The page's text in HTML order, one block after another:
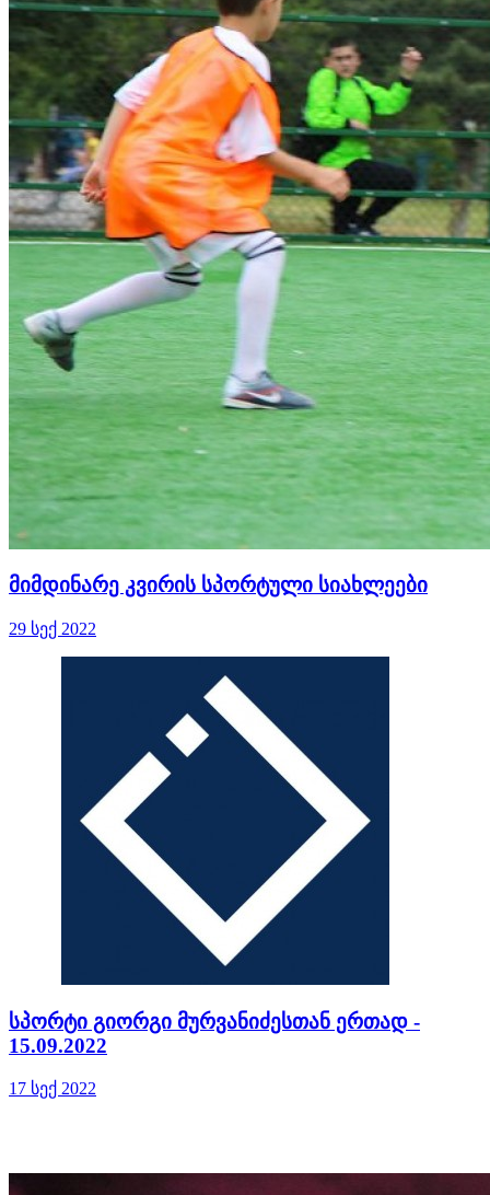
მიმდინარე კვირის სპორტული სიახლეები
29 სექ 2022
სპორტი გიორგი მურვანიძესთან ერთად -
15.09.2022
17 სექ 2022